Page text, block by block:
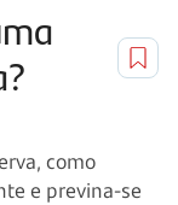
como
e previna-se